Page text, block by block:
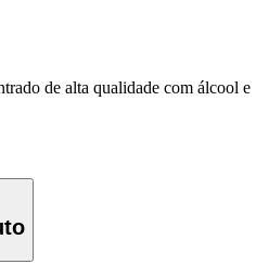
de alta qualidade com álcool e